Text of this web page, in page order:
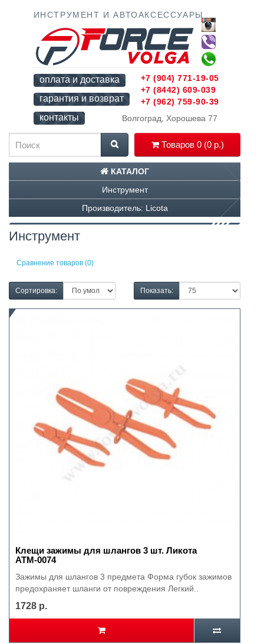
ИНСТРУМЕНТ И АВТОАКСЕССУАРЫ
оплата и доставка
гарантия и возврат
контакты
Волгоград, Хорошева 77
Товаров 0 (0 р.)
+7 (904) 771-19-05
+7 (8442) 609-039
+7 (962) 759-90-39
КАТАЛОГ
Инструмент
Производитель: Licota
Инструмент
Сравнение товаров (0)
Сортировка: Показать:
Клещи зажимы для шлангов 3 шт. Ликота
АТМ-0074
Зажимы для шлангов 3 предмета Форма губок зажимов
предохраняет шланги от повреждения Легкий..
1728 р.